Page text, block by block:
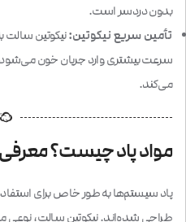
بدون دردسر است.
تأمین سریع نیکوتین:نیکوتین سالت
سرعت بیشتری وارد جریان خون می‌شود
می‌کند.
مواد پاد چیست؟
پاد سیستم‌ها به طور خاص برای استفاده
طراحی شده‌اند. نیکوتین سالت، نوعی